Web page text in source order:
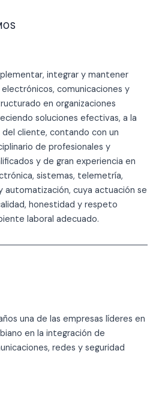
integrar y mantener
comunicaciones y
en organizaciones
soluciones efectivas, a la
cliente, contando con un
de profesionales y
y de gran experiencia en
sistemas, telemetría,
automatización, cuya actuación se
honestidad y respeto
laboral adecuado.
una de las empresas líderes en
en la integración de
redes y seguridad